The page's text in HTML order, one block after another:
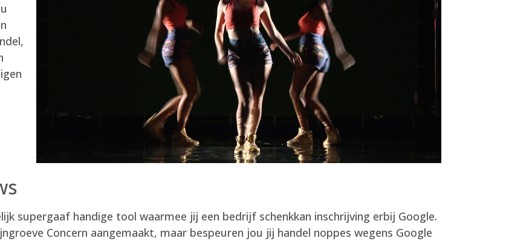
supergaaf handige tool waarmee jij een bedrijf schenkkan inschrijving erbij Google.
Concern aangemaakt, maar bespeuren jou jij handel noppes wegens Google